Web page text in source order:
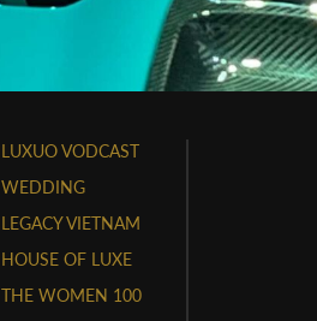
LUXUO VODCAST
WEDDING
LEGACY VIETNAM
HOUSE OF LUXE
THE WOMEN 100